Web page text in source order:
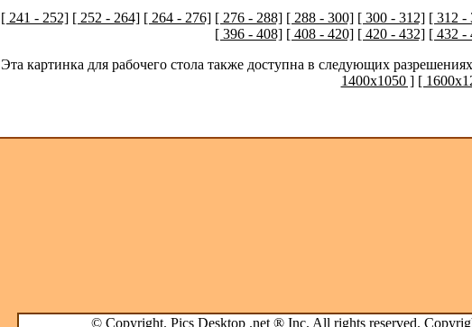
[ 241 - 252] [ 252 - 264] [ 264 - 276] [ 276 - 288] [ 288 - 300] [ 300 - 312] [ 312 -
[ 396 - 408] [ 408 - 420] [ 420 - 432] [ 432 -
Эта картинка для рабочего стола также доступна в следующих
1400x1050 ] [
© Copyright. Pics Desktop .net ® Inc. All rights reserved.